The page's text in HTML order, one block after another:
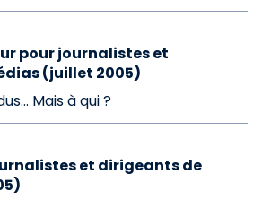
pour journalistes et
(juillet 2005)
Mais à qui ?
et dirigeants de